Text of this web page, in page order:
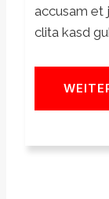
accusam et
clita kasd